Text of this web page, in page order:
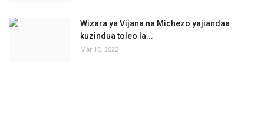
Wizara ya Vijana na Michezo yajiandaa
kuzindua toleo la...
Mar 18, 2022